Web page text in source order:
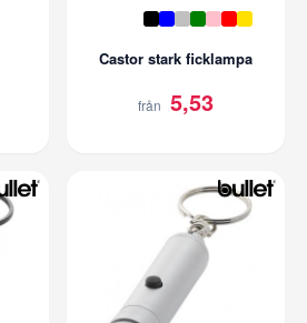
Castor stark ficklampa
från 5,53